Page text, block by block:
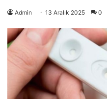
Admin 13 Aralık 2025 0